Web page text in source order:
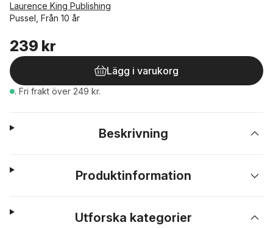
Laurence King Publishing
Pussel, Från 10 år
239 kr
Lägg i varukorg
. Fri frakt över 249 kr.
Beskrivning
Produktinformation
Utforska kategorier